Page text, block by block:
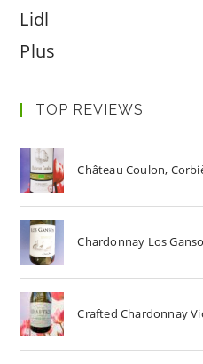
Lidl
Plus
TOP REVIEWS
Château Coulon,
Chardonnay Los
Crafted Chardonnay